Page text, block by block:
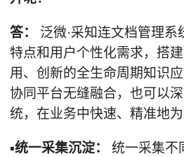
答：
泛微·采知连文档管理
特点和用户个性化需求，搭
用、创新的全生命周期知识
协同平台无缝融合，也可以
统，在业务中快速、精准地为
▪统一采集沉淀：
统一采集不